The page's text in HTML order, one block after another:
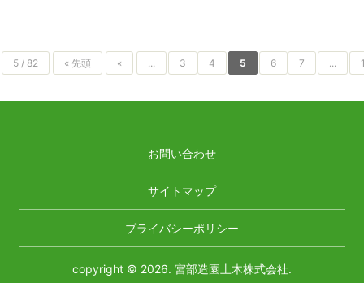
5 / 82 « 先頭 « ... 3 4 5 6 7 ...
お問い合わせ
サイトマップ
プライバシーポリシー
copyright © 2026. 宮部造園土木株式会社.